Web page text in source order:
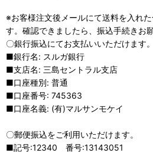
※お客様注文後メールにて送料を入れ
す。確認できましたら、振込手続きお
〇銀行振込にてお支払いいただけます。
■銀行名: スルガ銀行
■支店名: 三島セントラル支店
■口座種別: 普通
■口座番号: 745363
■口座名義: (有)マルサンモケイ
〇郵便振込をご利用いただけます。
■記号:12340 番号:13143051